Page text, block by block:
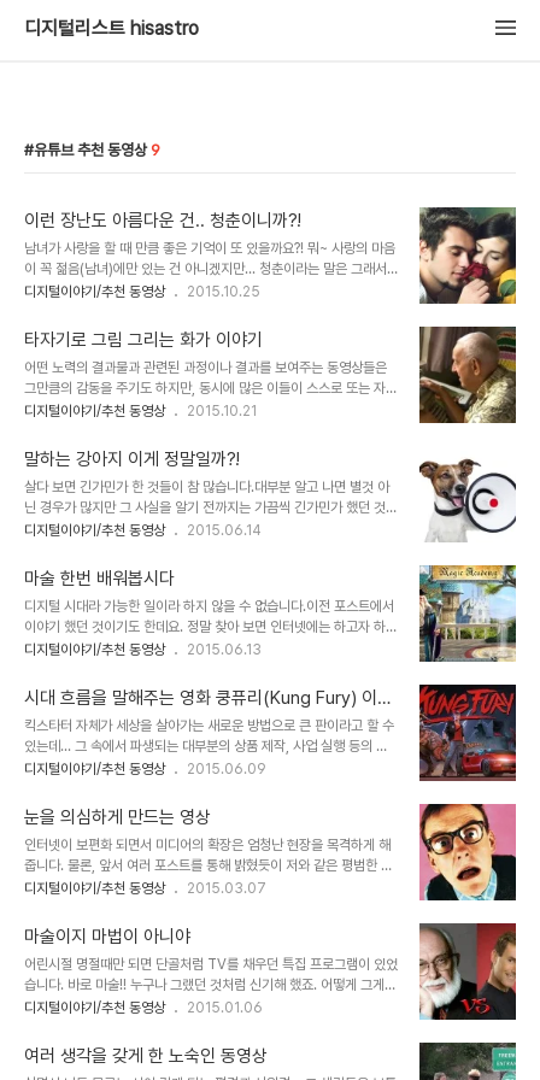
디지털리스트 hisastro
유튜브 추천 동영상 9
이런 장난도 아름다운 건.. 청춘이니까?!
남녀가 사랑을 할 때 만큼 좋은 기억이 또 있을까요?! 뭐~ 사랑의 마음
이 꼭 젊음(남녀)에만 있는 건 아니겠지만... 청춘이라는 말은 그래서
쓰이는 것일지도 모르겠습니다. ^^ 청춘.. 언제인가! 그 노래를 좋아하
모습의 하나일 듯 합니다. 아마도 이 동영상은 먼 훗날 두 사람에겐 추
억으로 남을 겁니다. 물론, 그 둘의 관계가 어떻게 될지에 따라 다를 수
있겠지만 좋았던 기억과 감정은 변하지 않을 거라고 봅니다. 언젠가 페
북(페이스북) 타임라인에서 보았던 동영상인데요.. 사랑하는 젊은 남
녀의 사랑하는 모습에서 풋풋했던 예전 기억들이 교차되어 저역시 순
기분이었음을..
디지털이야기/추천 동영상 2015.10.25
타자기로 그림 그리는 화가 이야기
어떤 노력의 결과물과 관련된 과정이나 결과를 보여주는 동영상들은
그만큼의 감동을 주기도 하지만, 동시에 많은 이들이 스스로 또는 자신
의 아래에 있다고 생각하는 이들에게 강요 아닌 강요를 하게 합니다.
냐고, 또는 하면 할 수 있다고...!! 타이핑을 통해 멋진 그림을 그리는
폴스미스라고 하는 어느 뇌성마비 장애인의 모습을 담은 아래의 동영
상에서도 그런 일들이 벌어질지 모릅니다. 하지만... 그런 생각일랑 마
시고 그냥 편안하게 보셨으면 합니다. 동영상의 주인공 역시 그것을 말
하고 있거든요. 동영상을 차분히 보시다 보면 영상 속 주인공이 다음과
그것 뿐이었고, 자신을..
디지털이야기/추천 동영상 2015.10.21
말하는 강아지 이게 정말일까?!
살다 보면 긴가민가 한 것들이 참 많습니다.대부분 알고 나면 별것 아
닌 경우가 많지만 그 사실을 알기 전까지는 가끔씩 긴가민가 했던 것이
머리를 맴돌곤 하는데... 지금 보여드리려고 하는 이것 역시 그렇습니
게 정보를 접할 수 있는 시대이고, 워낙 신기한 것들이 쏟아지는 세상
이다 보니... 애완용 동물들이 말하는 동영상은 어렵지 않게 접했던 것
같습니다.이미지 출처: truetodogs.com 그러나 그것들 대부분은
실제 말하는 것이라기 보다는 헛웃음을 자아내는데 그쳤거나 보통 종
종 보아왔던 앵무새(또는 구관조) 정도인데... 이번 동영상은 뭔가 달
들기도 할만큼 실제 사..
디지털이야기/추천 동영상 2015.06.14
마술 한번 배워봅시다
디지털 시대라 가능한 일이라 하지 않을 수 없습니다.이전 포스트에서
이야기 했던 것이기도 한데요. 정말 찾아 보면 인터넷에는 하고자 하는
대부분의 참고할 만한 자료가 적잖이 존재합니다. 그것도 입맛에 따라
터넷이 가장 유용하다고 생각되는 건... 말하고자 하는 것과는 좀 진지
한 내용인데... 잠시 참고로 언급하자면 15세 소년이 -잡스옹까지 잠
들게 했던 그 무시 무시한- 췌장암 진단기를 개발했다는 소식이 있었
죠? 그 소년에 따르면 자기 자신이 단지 그냥 똑똑해서 개발할 수 있던
것이 아니라 인터넷 검색을 통해 적절한 자료를 얻을 수 있었고... 네트
미지 출처: www.ga..
디지털이야기/추천 동영상 2015.06.13
시대 흐름을 말해주는 영화 쿵퓨리(Kung Fury) 이야
기
킥스타터 자체가 세상을 살아가는 새로운 방법으로 큰 판이라고 할 수
있는데... 그 속에서 파생되는 대부분의 상품 제작, 사업 실행 등의 프
로젝트 역시 신선함 그 자체였습니다. 유튜브를 통해 배포된 이번 포스
다. 영화 내용에 대한 것을 말하고자 하는 것은 아니라서... 아직 못 보
셨다면 우선 한번 보시고... 아래 제가 하고자 하는 이야기를 마저 보시
기 바랍니다. ^^ 어떤가요? 정말 장난 아니죠?!정말 패러디 다운 패러
디 물 아닌가요? ㅎ Kung Fury(쿵 퓨리) 재작년 12월 그러니까
2013년 연말 크라우드 펀딩의 대명사 격인 킥스타터에 재밌는 프로
는 이름..
디지털이야기/추천 동영상 2015.06.09
눈을 의심하게 만드는 영상
인터넷이 보편화 되면서 미디어의 확장은 엄청난 현장을 목격하게 해
줍니다. 물론, 앞서 여러 포스트를 통해 밝혔듯이 저와 같은 평범한 사
람조차 이전보다 쉽게 가짜와 진짜를 구별해 낼 수 있는 안목(?)도 갖
제목 그대로 눈을 의심하도록 만드는 동영상입니다.이런 건 스포일러
(누설)되면 맛이 떨어지는 것이라서... 바로 동영상을 보시는 것이 좋
다고 봅니다. 그래서 긴 말 없이 이번 포스팅은 여기서 마무리 합니다.
^^ 이미지 출처: www.bbc.com 한가지 주의할 것은 보시는 내내 오
금이 조금 저리실 거란 것. ㅎ많은 분들이 보셨겠지만... 그렇지 않은
습니다.다 나..
디지털이야기/추천 동영상 2015.03.07
마술이지 마법이 아니야
어린시절 명절때만 되면 단골처럼 TV를 채우던 특집 프로그램이 있었
습니다. 바로 마술!! 누구나 그랬던 것처럼 신기해 했죠. 어떻게 그게
가능할까... 궁금해 하기도 하면서 한편으로는 그것이 실제일지 모른다
의 착각 보다 마술 행위를 한 이들의 -착각을 넘은- 망상에 있었습니
다. 마치 자신이 진짜 마법 또는 초능력을 지닌 것이라고 믿는...유리겔
디지털이야기/추천 동영상 2015.01.06
여러 생각을 갖게 한 노숙인 동영상